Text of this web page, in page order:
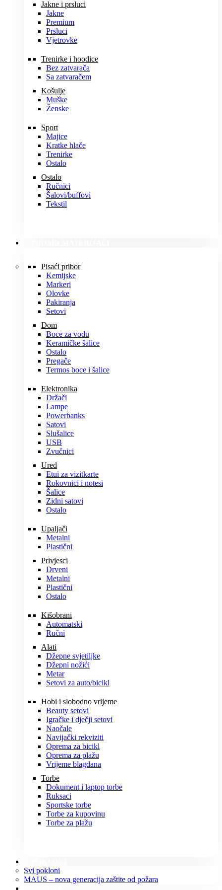
Jakne i prsluci
Jakne
Premium
Prsluci
Vjetrovke
Trenirke i hoodice
Bez zatvarača
Sa zatvaračem
Košulje
Muške
Ženske
Sport
Majice
Kratke hlače
Trenirke
Ostalo
Ostalo
Ručnici
Šalovi/buffovi
Tekstil
Pisaći pribor
Kemijske
Markeri
Olovke
Pakiranja
Setovi
Dom
Boce za vodu
Keramičke šalice
Ostalo
Pregače
Termos boce i šalice
Elektronika
Držači
Lampe
Powerbanks
Satovi
Slušalice
USB
Zvučnici
Ured
Etui za vizitkarte
Rokovnici i notesi
Šalice
Zidni satovi
Ostalo
Upaljači
Metalni
Plastični
Privjesci
Drveni
Metalni
Plastični
Ostalo
Kišobrani
Automatski
Ručni
Alati
Džepne svjetiljke
Džepni nožići
Metar
Setovi za auto/bicikl
Hobi i slobodno vrijeme
Beauty setovi
Igračke i dječji setovi
Naočale
Navijački rekviziti
Oprema za bicikl
Oprema za plažu
Vrijeme blagdana
Torbe
Dokument i laptop torbe
Ruksaci
Sportske torbe
Torbe za kupovinu
Torbe za plažu
Svi pokloni
MAUS – nova generacija zaštite od požara